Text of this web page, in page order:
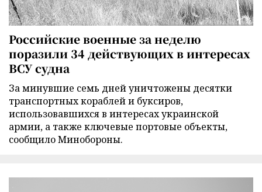
Российские военные за неделю
поразили 34 действующих в интересах
ВСУ судна
За минувшие семь дней уничтожены десятки
транспортных кораблей и буксиров,
использовавшихся в интересах украинской
армии, а также ключевые портовые объекты,
сообщило Минобороны.